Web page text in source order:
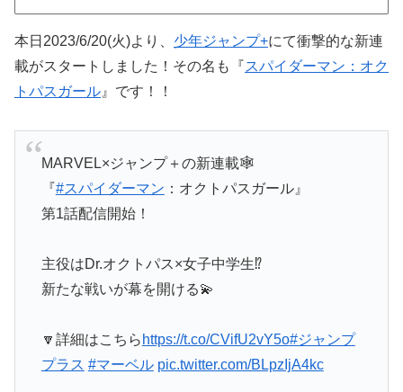
本日2023/6/20(火)より、 少年ジャンプ+にて衝撃的な新連
載がスタートしました！その名も『スパイダーマン：オク
トパスガール 』です！！
MARVEL×ジャンプ＋の新連載🕸️
『 #スパイダーマン ：オクトパスガール』
第1話配信開始！
主役はDr.オクトパス×女子中学生⁉
新たな戦いが幕を開ける💫
🔽詳細はこちら https://t.co/CVifU2vY5o#ジャンプ
プラス #マーベル pic.twitter.com/BLpzIjA4kc